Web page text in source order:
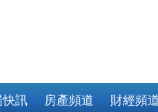
快訊 房產頻道 財經頻